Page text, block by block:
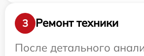
3
Ремонт техники
После детального